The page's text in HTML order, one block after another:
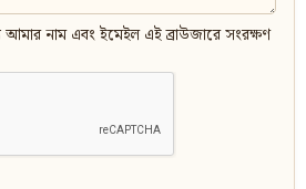
আমার নাম এবং ইমেইল এই ব্রাউজারে সংরক্ষণ